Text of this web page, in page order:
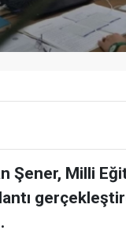
Şener, Milli